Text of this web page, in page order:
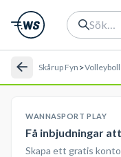
Skårup Fyn >Volleyboll
WANNASPORT PLAY
Få inbjudningar
Skapa ett gratis konto